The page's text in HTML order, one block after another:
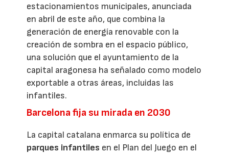
estacionamientos municipales, anunciada
en abril de este año, que combina la
generación de energía renovable con la
creación de sombra en el espacio público,
una solución que el ayuntamiento de la
capital aragonesa ha señalado como modelo
exportable a otras áreas, incluidas las
infantiles.
Barcelona fija su mirada en 2030
La capital catalana enmarca su política de
parques infantiles en el Plan del Juego en el